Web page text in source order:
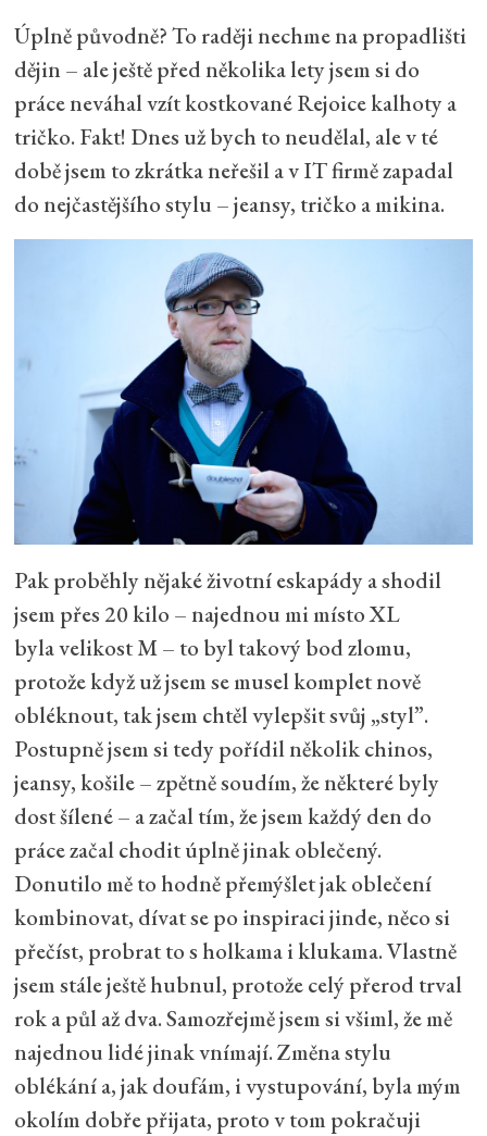
Úplně původně? To raději nechme na propadlišti
dějin – ale ještě před několika lety jsem si do
práce neváhal vzít kostkované Rejoice kalhoty a
tričko. Fakt! Dnes už bych to neudělal, ale v té
době jsem to zkrátka neřešil a v IT firmě zapadal
do nejčastějšího stylu – jeansy, tričko a mikina.
Pak proběhly nějaké životní eskapády a shodil
jsem přes 20 kilo – najednou mi místo XL
byla velikost M – to byl takový bod zlomu,
protože když už jsem se musel komplet nově
obléknout, tak jsem chtěl vylepšit svůj „styl”.
Postupně jsem si tedy pořídil několik chinos,
jeansy, košile – zpětně soudím, že některé byly
dost šílené – a začal tím, že jsem každý den do
práce začal chodit úplně jinak oblečený.
Donutilo mě to hodně přemýšlet jak oblečení
kombinovat, dívat se po inspiraci jinde, něco si
přečíst, probrat to s holkama i klukama. Vlastně
jsem stále ještě hubnul, protože celý přerod trval
rok a půl až dva. Samozřejmě jsem si všiml, že mě
najednou lidé jinak vnímají. Změna stylu
oblékání a, jak doufám, i vystupování, byla mým
okolím dobře přijata, proto v tom pokračuji